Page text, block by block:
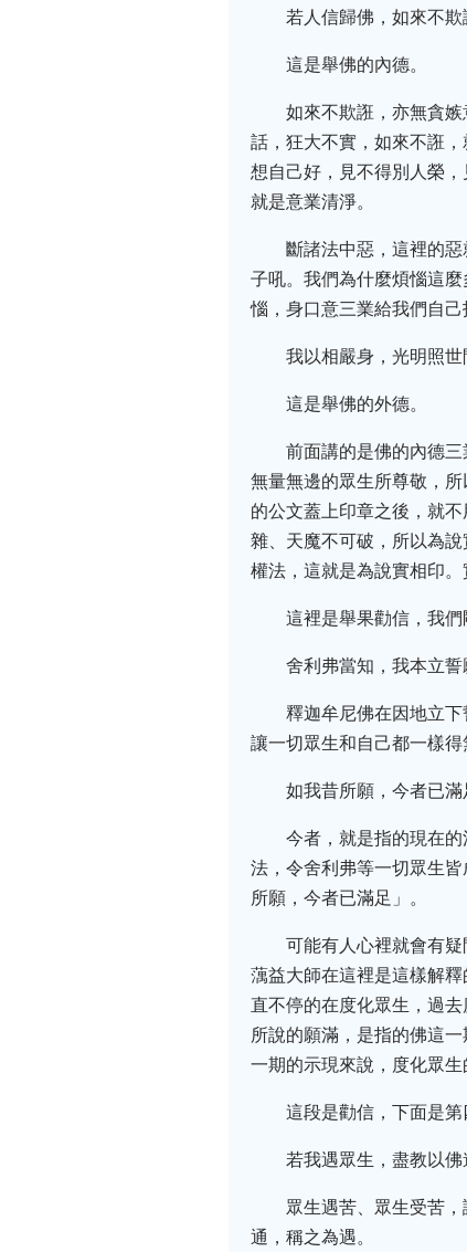
若人信歸佛，如來不
這是舉佛的內德。
如來不欺誑，亦無貪
話，狂大不實，如來不誑
想自己好，見不得別人榮
就是意業清淨。
斷諸法中惡，這裡的
子吼。我們為什麼煩惱這
惱，身口意三業給我們自
我以相嚴身，光明照世
這是舉佛的外德。
前面講的是佛的內德
無量無邊的眾生所尊敬，
的公文蓋上印章之後，就
雜、天魔不可破，所以為
權法，這就是為說實相印
這裡是舉果勸信，我
舍利弗當知，我本立誓
釋迦牟尼佛在因地立
讓一切眾生和自己都一樣
如我昔所願，今者已滿
今者，就是指的現在
法，令舍利弗等一切眾生
所願，今者已滿足」。
可能有人心裡就會有
蕅益大師在這裡是這樣解
直不停的在度化眾生，過
所說的願滿，是指的佛這
一期的示現來說，度化眾生
這段是勸信，下面是第
若我遇眾生，盡教以佛
眾生遇苦、眾生受苦
通，稱之為遇。